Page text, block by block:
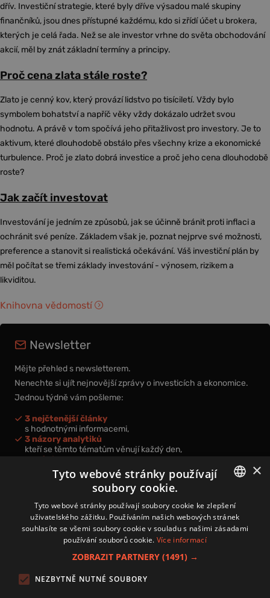
dřív. Investiční strategie, které byly dříve výsadou malé skupiny
finančníků, jsou dnes přístupné každému, kdo si zřídí účet u brokera,
kterých je celá řada. Než se ale investor vrhne do světa obchodování
akcií, měl by znát základní termíny a principy.
Proč cena zlata stále roste?
Zlato je cenný kov, který provází lidstvo po tisíciletí. Vždy bylo
symbolem bohatství a napříč věky vždy dokázalo udržet svou
hodnotu. A právě v tom spočívá jeho přitažlivost pro investory. Je to
aktivum, které dlouhodobě obstálo přes všechny krize a ekonomické
turbulence. Proč je zlato dobrá investice a proč jeho cena dlouhodobě
roste?
Jak začít investovat
Investování je jedním ze způsobů, jak se účinně bránit proti inflaci a
ochránit své peníze. Základem však je, poznat nejprve své možnosti,
preference a stanovit si realistická očekávání. Váš investiční plán by
měl počítat se třemi základy investování - výnosem, rizikem a
likviditou.
Knihovna vědomostí
Newsletter
Mějte přehled s newsletterem.
Nenechte si ujít nejnovější zprávy o investicích a ekonomice.
Jednou týdně vám pošleme:
3 nejčtenější články
s hodnotnými informacemi,
3 názory analytiků
kteří se těmto tématům věnují každý den,
nová videa a podcasty
k prohloubení vašich znalostí.
Přihlášením k newsletteru vyjadřujete svůj souhlas spodmínkami
zpracování osobních údajů.
Zásady používání souborů cookies
CZECH
×
Tyto webové stránky používají
soubory cookie.
Tyto webové stránky používají soubory cookie ke zlepšení
uživatelského zážitku. Používáním našich webových stránek
souhlasíte se všemi soubory cookie v souladu s našimi zásadami
používání souborů cookie. Více informací
ZOBRAZIT PARTNERY (1491) →
NEZBYTNĚ NUTNÉ SOUBORY